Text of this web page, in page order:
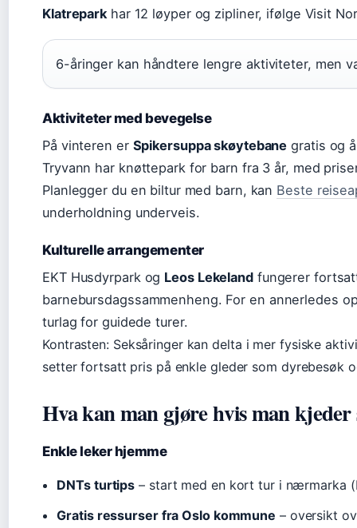
Klatrepark har 12 løyper og zipliner, ifølge Visit
6-åringer kan håndtere lengre aktiviteter, men
Aktiviteter med bevegelse
På vinteren er Spikersuppa skøytebane gratis og
Tryvann har knøttepark for barn fra 3 år, med
Planlegger du en biltur med barn, kan Beste
underholdning underveis.
Kulturelle arrangementer
EKT Husdyrpark og Leos Lekelandfungerer
barnebursdagssammenheng. For en annerledes
turlag for guidede turer.
Kontrasten: Seksåringer kan delta i mer fysiske
setter fortsatt pris på enkle gleder som dyrebesøk
Hva kan man gjøre hvis man kjeder
Enkle leker hjemme
DNTs turtips – start med en kort tur i nærmarka
Gratis ressurser fra Oslo kommune – oversikt